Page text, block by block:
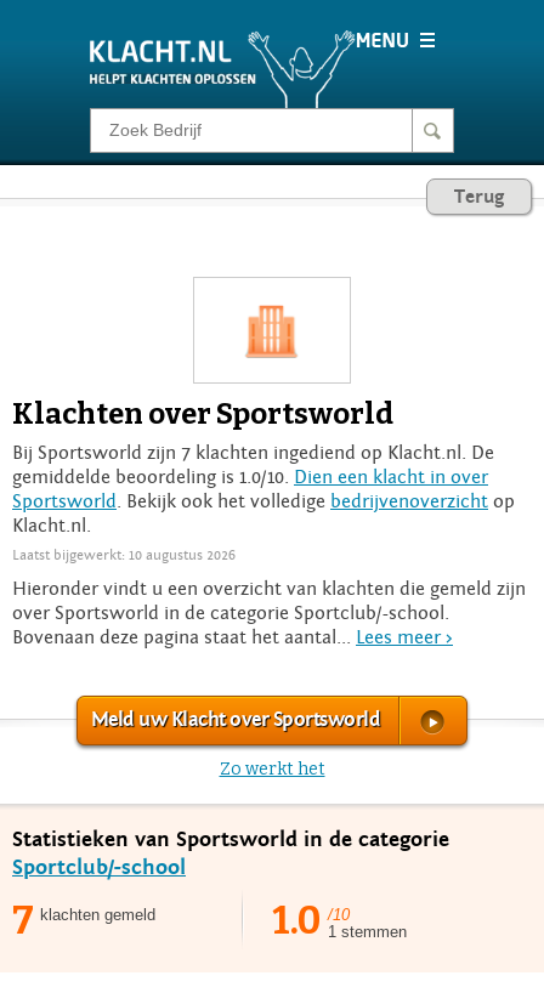
Klacht melden
Login
Terug
Klachten over Sportsworld
Bij Sportsworld zijn 7 klachten ingediend op Klacht.nl. De
gemiddelde beoordeling is 1.0/10. Dien een klacht in over
Sportsworld . Bekijk ook het volledige bedrijvenoverzicht op
Klacht.nl.
Laatst bijgewerkt: 10 augustus 2026
Hieronder vindt u een overzicht van klachten die gemeld zijn
over Sportsworld in de categorie Sportclub/-school.
Bovenaan deze pagina staat het aantal... Lees meer >
Meld uw Klacht over Sportsworld
Zo werkt het
Statistieken van Sportsworld in de categorie
Sportclub/-school
7 klachten gemeld 1.0 /10
1 stemmen